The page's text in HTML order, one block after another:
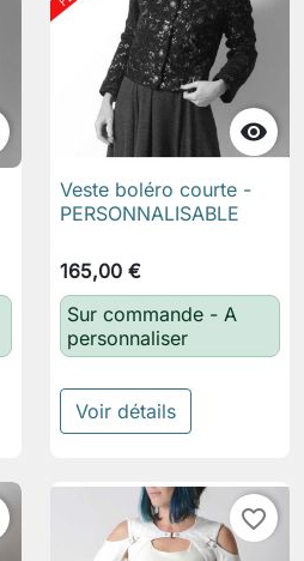

Veste boléro courte -
PERSONNALISABLE
165,00 €
Sur commande - A
personnaliser
Voir détails
favorite_border